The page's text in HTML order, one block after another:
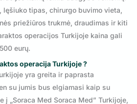
lęšiuko tipas, chirurgo buvimo vieta,
priežiūros trukmė, draudimas ir kiti
operacijos Turkijoje kaina gali
eurų.
operacija Turkijoje ?
yra greita ir paprasta
su jumis bus elgiamasi kaip su
į „Soraca Med Soraca Med” Turkijoje,